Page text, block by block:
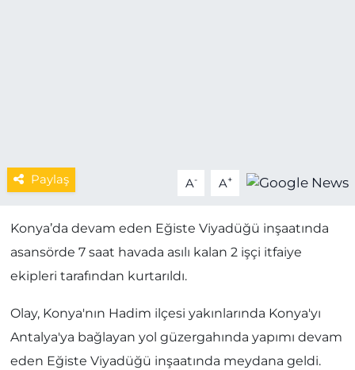
Paylaş A- A+
Konya’da devam eden Eğiste Viyadüğü inşaatında
asansörde 7 saat havada asılı kalan 2 işçi itfaiye
ekipleri tarafından kurtarıldı.
Olay, Konya'nın Hadim ilçesi yakınlarında Konya'yı
Antalya'ya bağlayan yol güzergahında yapımı devam
eden Eğiste Viyadüğü inşaatında meydana geldi.